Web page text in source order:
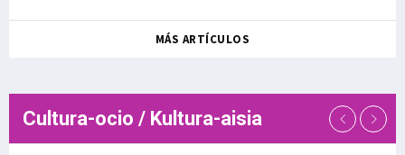
relevo generacional y la
creciente dificultad para
transformando las necesidades
de talento de las empresas
tecnológicas. En este contexto,
inteligencia a
MÁS ARTÍCULOS
Cultura-ocio / Kultura-aisia